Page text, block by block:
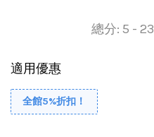
總分: 5 - 23
適用優惠
全館5%折扣！